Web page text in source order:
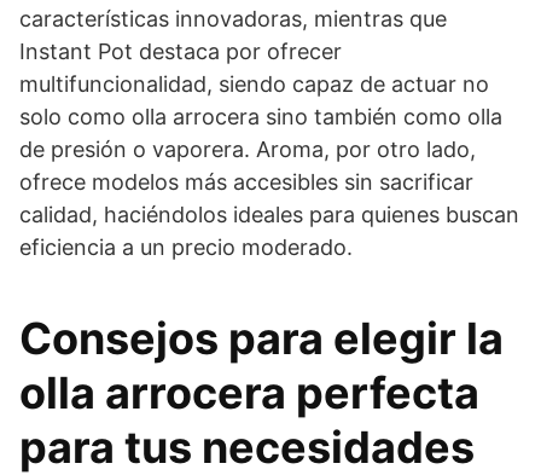
características innovadoras, mientras que
Instant Pot destaca por ofrecer
multifuncionalidad, siendo capaz de actuar no
solo como olla arrocera sino también como olla
de presión o vaporera. Aroma, por otro lado,
ofrece modelos más accesibles sin sacrificar
calidad, haciéndolos ideales para quienes buscan
eficiencia a un precio moderado.
Consejos para elegir la
olla arrocera perfecta
para tus necesidades